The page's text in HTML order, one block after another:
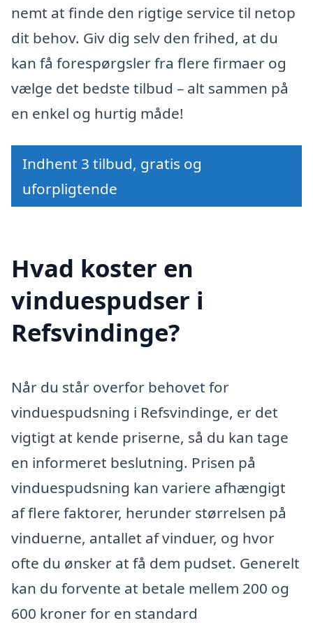
nemt at finde den rigtige service til netop
dit behov. Giv dig selv den frihed, at du
kan få forespørgsler fra flere firmaer og
vælge det bedste tilbud – alt sammen på
en enkel og hurtig måde!
Indhent 3 tilbud, gratis og
uforpligtende
Hvad koster en
vinduespudser i
Refsvindinge?
Når du står overfor behovet for
vinduespudsning i Refsvindinge, er det
vigtigt at kende priserne, så du kan tage
en informeret beslutning. Prisen på
vinduespudsning kan variere afhængigt
af flere faktorer, herunder størrelsen på
vinduerne, antallet af vinduer, og hvor
ofte du ønsker at få dem pudset. Generelt
kan du forvente at betale mellem 200 og
600 kroner for en standard